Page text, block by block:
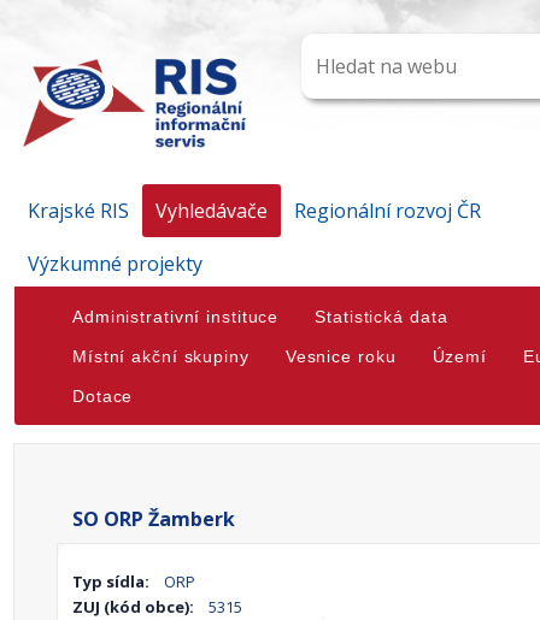
Krajské RIS Vyhledávače
Regionální rozvoj ČR
Výzkumné projekty
Administrativní instituce Statistická data
Místní akční skupiny Vesnice roku Území
Dotace
SO ORP Žamberk
Typ sídla:
ORP
ZUJ (kód obce):
5315